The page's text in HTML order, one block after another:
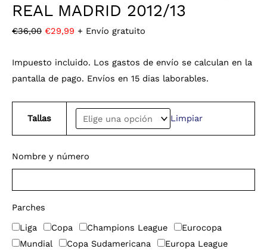
REAL MADRID 2012/13
€36,00 €29,99 + Envío gratuito
Impuesto incluido. Los gastos de envío se calculan en la
pantalla de pago. Envíos en 15 dias laborables.
Tallas Limpiar
Nombre y número
Parches
Liga
Copa Champions League
Eurocopa
Mundial
Copa Sudamericana Europa League